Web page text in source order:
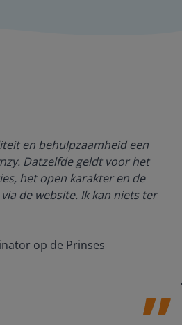
en behulpzaamheid een
Datzelfde geldt voor het
het open karakter en de
de website. Ik kan niets ter
op de Prinses